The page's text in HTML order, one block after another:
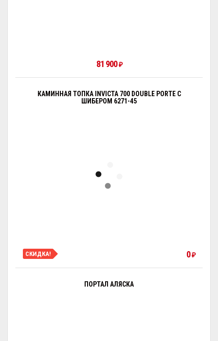
81 900₽
КАМИННАЯ ТОПКА INVICTA 700 DOUBLE PORTE С
ШИБЕРОМ 6271-45
СКИДКА! 0₽
ПОРТАЛ АЛЯСКА